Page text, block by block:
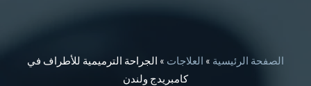
الصفحة الرئيسية » العلاجات » الجراحة الترميمية للأطراف في
كامبريدج ولندن